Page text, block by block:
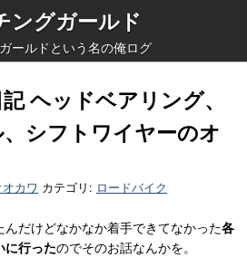
ングガールド
ールドという名の俺ログ
ヘッドベアリング、
シフトワイヤーのオ
オカワ カテゴリ: ロードバイク
だけどなかなか着手できてなかった各
に行ったのでそのお話なんかを。